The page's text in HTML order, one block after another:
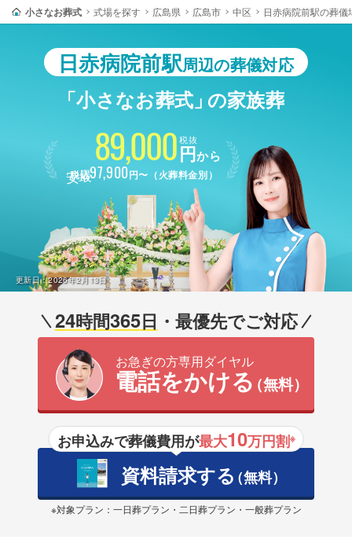
小さなお葬式 式場を探す 広島県 広島市 中区 日赤病院前駅の葬儀
日赤病院前駅周辺の葬儀対応
「小さなお葬式」の家族葬
更新日：2026年2月13日
89,000 税抜
円から
税込97,900円〜（火葬料金別）
24時間365日 ・最優先でご対応
お急ぎの方専用ダイヤル
電話をかける（無料）
お申込みで葬儀費用が最大10万円割※
資料請求する（無料）
※対象プラン：一日葬プラン・二日葬プラン・一般葬プラン